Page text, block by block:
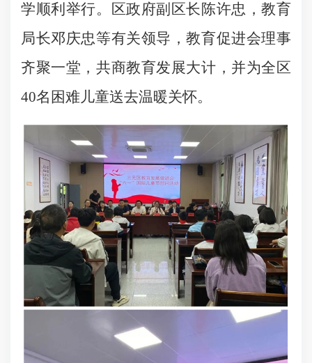
学顺利举行。区政府副区长陈许忠，教育
局长邓庆忠等有关领导，教育促进会理事
齐聚一堂，共商教育发展大计，并为全区
40名困难儿童送去温暖关怀。